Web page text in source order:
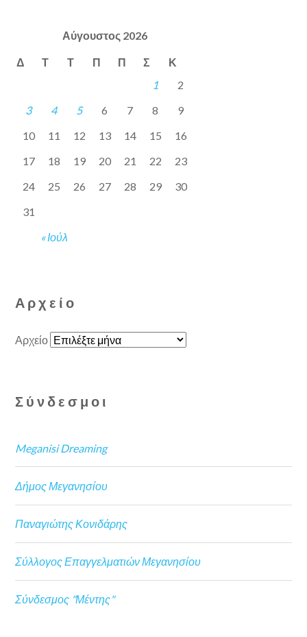
Αύγουστος 2026
Δ Τ Τ Π Π Σ Κ
« Ιούλ
1
2
3
4 5 6 7 8
9
10
11 12 13 14 15
16
17
18 19 20 21 22
23
24
25 26 27 28 29
30
31
Αρχείο
Αρχείο
Σύνδεσμοι
Meganisi Dreaming
Δήμος Μεγανησίου
Παναγιώτης Κονιδάρης
Σύλλογος Επαγγελματιών Μεγανησίου
Σύνδεσμος "Μέντης"